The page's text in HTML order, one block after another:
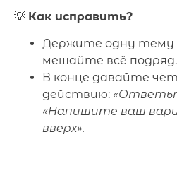
💡 Как исправить?
Держите одну тему
мешайте всё подряд.
В конце давайте
действию:
«Напишите ваш
вверх».